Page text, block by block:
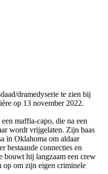
dramedyserie te zien bij
op 13 november 2022.
maffia-capo, die na een
wordt vrijgelaten. Zijn baas
in Oklahoma om aldaar
bestaande connecties en
bouwt hij langzaam een crew
op om zijn eigen criminele